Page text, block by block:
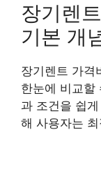
장기렌
기본 개
장기렌트 가격
한눈에 비교할
과 조건을 쉽
해 사용자는